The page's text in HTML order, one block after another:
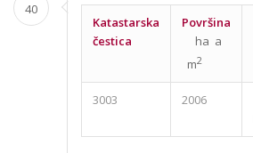
40
Katastarska
čestica
Površina
ha a
m2
3003 2006